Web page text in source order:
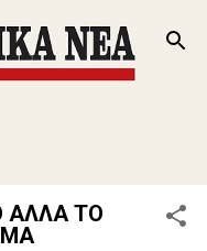
ΑΛΛΑ ΤΟ